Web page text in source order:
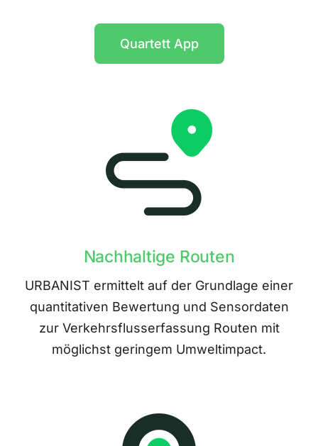
Quartett App
Nachhaltige Routen
URBANIST ermittelt auf der Grundlage einer
quantitativen Bewertung und Sensordaten
zur Verkehrsflusserfassung Routen mit
möglichst geringem Umweltimpact.